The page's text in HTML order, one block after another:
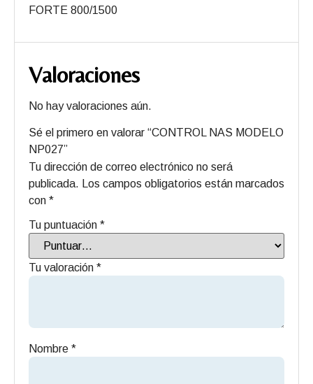
FORTE 800/1500
Valoraciones
No hay valoraciones aún.
Sé el primero en valorar “CONTROL NAS MODELO
NP027”
Tu dirección de correo electrónico no será
publicada. Los campos obligatorios están marcados
con *
Tu puntuación *
Tu valoración *
Nombre *